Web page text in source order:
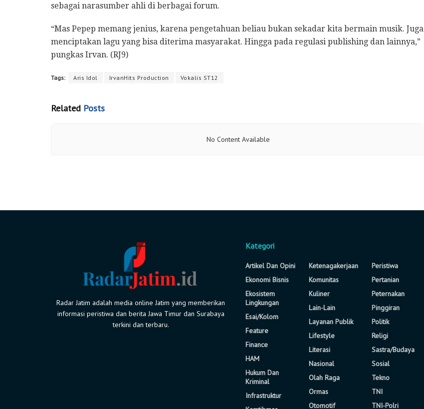
sebagai narasumber ahli di berbagai forum.
“Mas Pepep memang jenius, karena pengetahuan beliau bukan sekadar kita bermain musik. Juga
menciptakan lagu yang bisa diterima masyarakat. Hingga pada regulasi publishing dan lainnya,”
pungkas Irvan. (RJ9)
Tags: Aris Idol IrvanHits Production Vokalis ST12
Related Posts
No Content Available
Radar Jatim adalah media online Jatim yang memberikan
informasi peristiwa dan berita Jawa Timur dan Surabaya
terkini dan terbaru.
Kategori
Artikel Dan Opini
Ekonomi Bisnis
Ekosistem
Lingkungan
Esai/Kolom
Feature
Finance
HAM
Hukum Dan
Kriminal
Infrastruktur
Ketenagakerjaan
Komunitas
Kuliner
Lain-Lain
Layanan Publik
Lifestyle
Literasi
Nasional
Olah Raga
Ormas
Otomotif
Peristiwa
Pertanian
Peternakan
Pinggiran
Politik
Religi
Sastra/Budaya
Sosial
Tekno
TNI
TNI-Polri